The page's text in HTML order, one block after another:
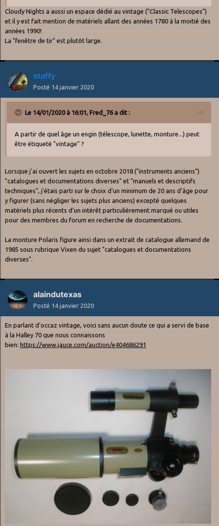
Cloudy Nights a aussi un espace dédié au vintage ("Classic Telescopes")
et il y est fait mention de matériels allant des années 1780 à la moitié des
années 1990!
La "fenêtre de tir" est plutôt large.
staffy
Posté 14 janvier 2020
Le 14/01/2020 à 16:01, Fred_76a dit :
A partir de quel âge un engin (télescope, lunette, monture...) peut
être étiqueté "vintage" ?
Lorsque j'ai ouvert les sujets en octobre 2018 ("instruments anciens")
"catalogues et documentations diverses" et "manuels et descriptifs
techniques", j'étais parti sur le choix d'un minimum de 20 ans d'âge pour
y figurer (sans négliger les sujets plus anciens) excepté quelques
matériels plus récents d'un intérêt particulièrement marqué ou utiles
pour des membres du forum en recherche de documentations.
La monture Polaris figure ainsi dans un extrait de catalogue allemand de
1985 sous rubrique Vixen du sujet "catalogues et documentations
diverses".
alaindutexas
Posté 14 janvier 2020
En parlant d'occaz vintage, voici sans aucun doute ce qui a servi de base
à la Halley 70 que nous connaissons
bien: https://www.jauce.com/auction/e404686291